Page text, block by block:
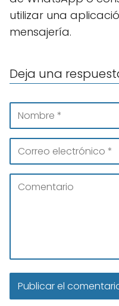
utilizar una
mensajería.
Deja una